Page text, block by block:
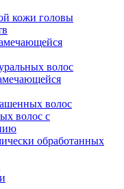
кожи головы
волос
волос
волос с
обработанных